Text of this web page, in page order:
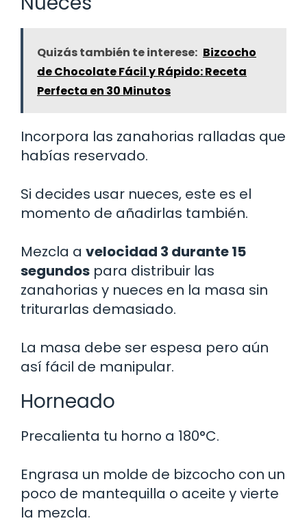
Quizás también te interese: Bizcocho
de Chocolate Fácil y Rápido: Receta
Perfecta en 30 Minutos
Incorpora las zanahorias ralladas que
habías reservado.
Si decides usar nueces, este es el
momento de añadirlas también.
Mezcla a velocidad 3 durante 15
segundos para distribuir las
zanahorias y nueces en la masa sin
triturarlas demasiado.
La masa debe ser espesa pero aún
así fácil de manipular.
Horneado
Precalienta tu horno a 180°C.
Engrasa un molde de bizcocho con un
poco de mantequilla o aceite y vierte
la mezcla.